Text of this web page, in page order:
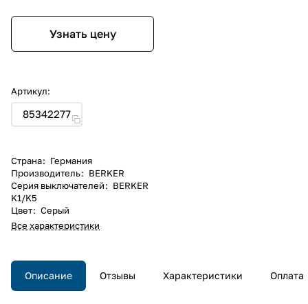
Узнать цену
Артикул:
85342277
Страна: Германия
Производитель: BERKER
Серия выключателей: BERKER
K1/K5
Цвет: Серый
Все характеристики
Описание Отзывы Характеристики Оплата